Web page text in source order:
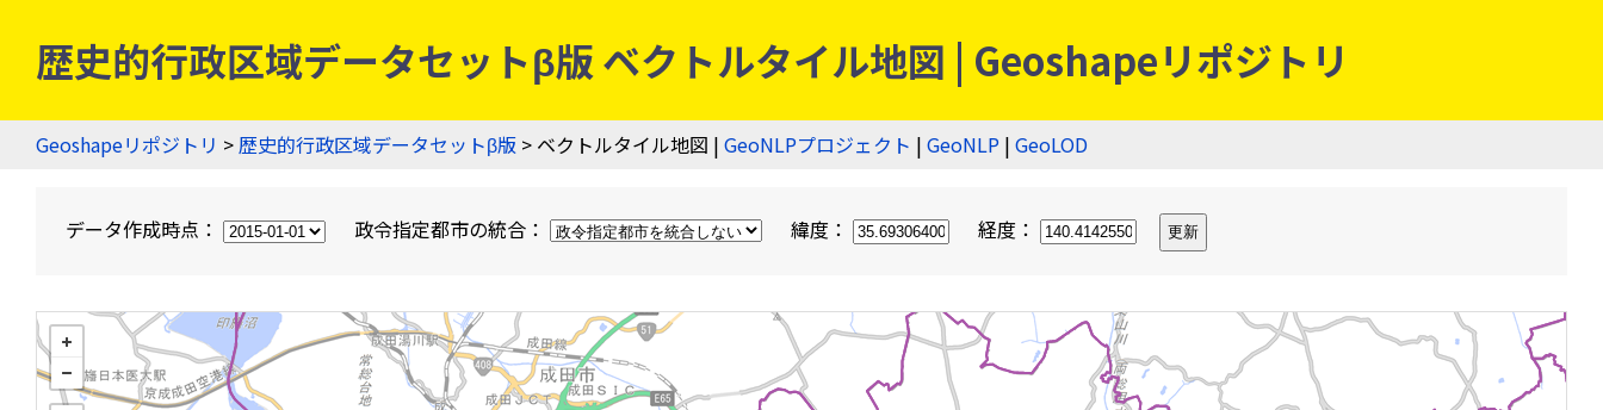
歴史的行政区域データセットβ版 ベクトルタイル地図 | Geoshapeリポジトリ
Geoshapeリポジトリ >歴史的行政区域データセットβ版 > ベクトルタイル地図 | GeoNLPプロジェクト | GeoNLP | GeoLOD
データ作成時点： 政令指定都市の統合： 緯度： 経度：